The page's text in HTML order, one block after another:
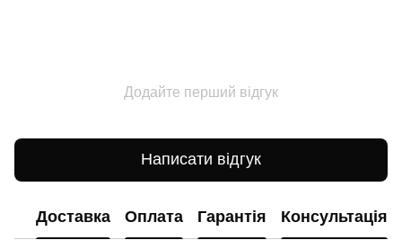
Додайте перший відгук
Написати відгук
Доставка Оплата Гарантія Консультація